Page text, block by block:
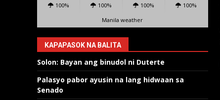
100% 100% 100% 100%
Manila weather
KAPAPASOK NA BALITA
Solon: Bayan ang binudol ni Duterte
Palasyo pabor ayusin na lang hidwaan sa
Senado